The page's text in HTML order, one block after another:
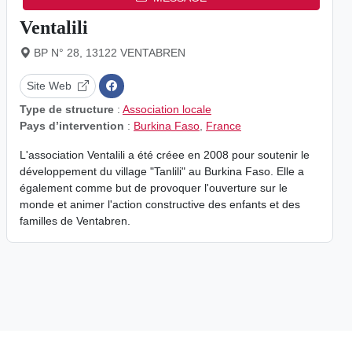
Ventalili
BP N° 28, 13122 VENTABREN
Site Web
Type de structure : Association locale
Pays d’intervention : Burkina Faso France
L'association Ventalili a été créee en 2008 pour soutenir le
développement du village "Tanlili" au Burkina Faso. Elle a
également comme but de provoquer l'ouverture sur le
monde et animer l'action constructive des enfants et des
familles de Ventabren.